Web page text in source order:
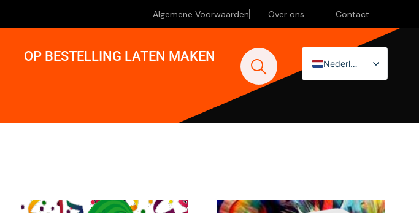
Algemene Voorwaarden Over ons Contact
OP BESTELLING LATEN MAKEN
Nederlands
English (UK)